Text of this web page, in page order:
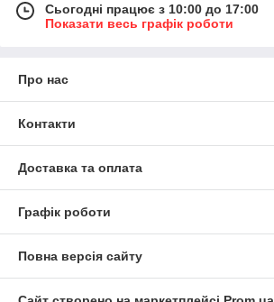
Сьогодні працює з 10:00 до 17:00
Показати весь графік роботи
Про нас
Контакти
Доставка та оплата
Графік роботи
Повна версія сайту